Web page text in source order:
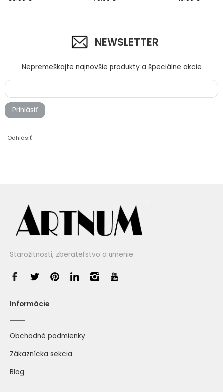
NEWSLETTER
Nepremeškajte najnovšie produkty a špeciálne akcie
Prihlásiť
Odhlásiť
Starožitnosti, zberateľstvo a umenie.
Informácie
Obchodné podmienky
Zákaznícka sekcia
Blog